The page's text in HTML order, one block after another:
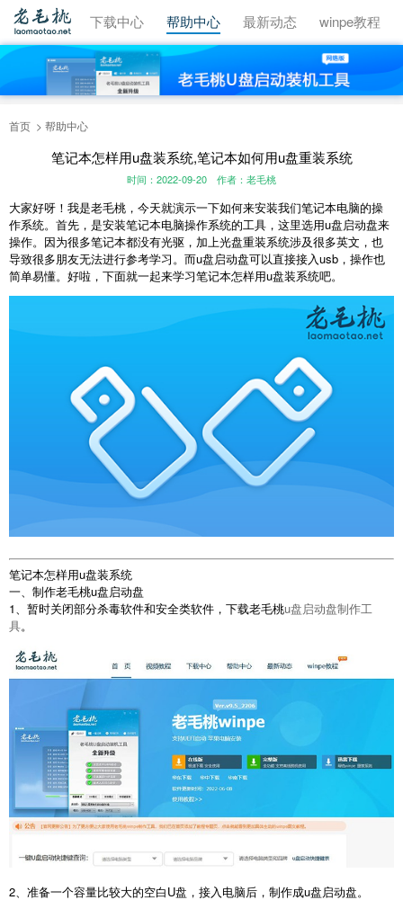
视频教程 下载中心 帮助中心 最新动态 winpe教程
首页 帮助中心
笔记本怎样用u盘装系统,笔记本如何用u盘重装系统
时间：2022-09-20 作者：老毛桃
大家好呀！我是老毛桃，今天就演示一下如何来安装我们笔记本电脑的操
作系统。首先，是安装笔记本电脑操作系统的工具，这里选用u盘启动盘来
操作。因为很多笔记本都没有光驱，加上光盘重装系统涉及很多英文，也
导致很多朋友无法进行参考学习。而u盘启动盘可以直接接入usb，操作也
简单易懂。好啦，下面就一起来学习笔记本怎样用u盘装系统吧。
笔记本怎样用u盘装系统
一、制作老毛桃u盘启动盘
1、暂时关闭部分杀毒软件和安全类软件，下载老毛桃u盘启动盘制作工
具。
2、准备一个容量比较大的空白U盘，接入电脑后，制作成u盘启动盘。